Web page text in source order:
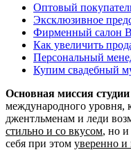
Оптовый
Эксклюзивное
Фирменный салон
Как увеличить
Персональный
Купим свадебный
Основная миссия
международного уровня,
джентльменам и леди
стильно и со вкусом, но и
себя при этом уверенно и